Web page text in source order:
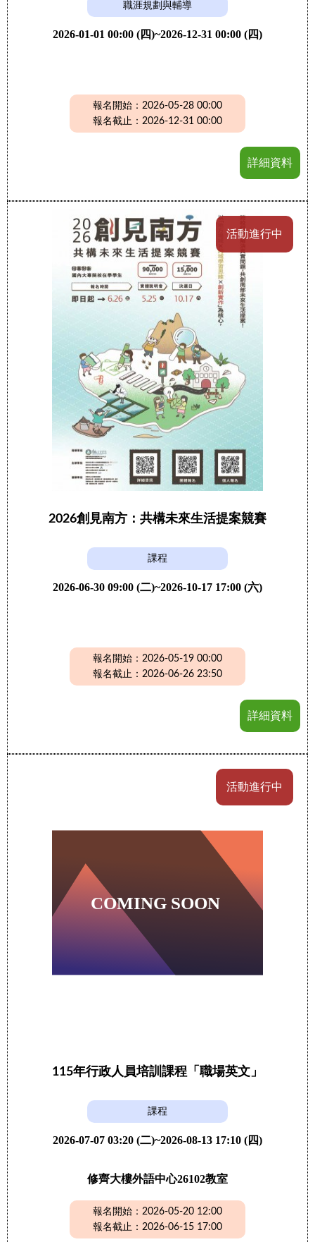
職涯規劃與輔導
2026-01-01 00:00 (四)~2026-12-31 00:00 (四)
報名開始：2026-05-28 00:00
報名截止：2026-12-31 00:00
詳細資料
活動進行中
2026創見南方：共構未來生活提案競賽
課程
2026-06-30 09:00 (二)~2026-10-17 17:00 (六)
報名開始：2026-05-19 00:00
報名截止：2026-06-26 23:50
詳細資料
活動進行中
115年行政人員培訓課程「職場英文」
課程
2026-07-07 03:20 (二)~2026-08-13 17:10 (四)
修齊大樓外語中心26102教室
報名開始：2026-05-20 12:00
報名截止：2026-06-15 17:00